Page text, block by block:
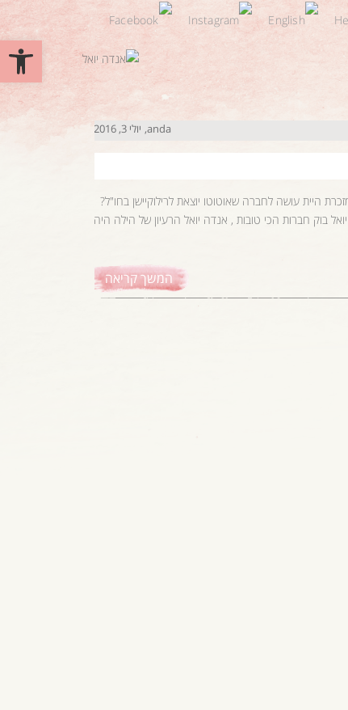
פתח
anda יולי 3, 2016
היית עושה לחברה שאוטוטו יוצאת לרילוקיישן בחו"ל?
בוק חברות הכי טובות , אנדה יואל הרעיון של הילה היה..
המשך קריאה